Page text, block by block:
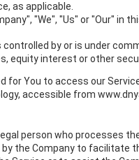
as applicable.
"We", "Us" or "Our" in
by or is under
equity interest or other
for You to access our
accessible from
person who processes
the Company to facilitate